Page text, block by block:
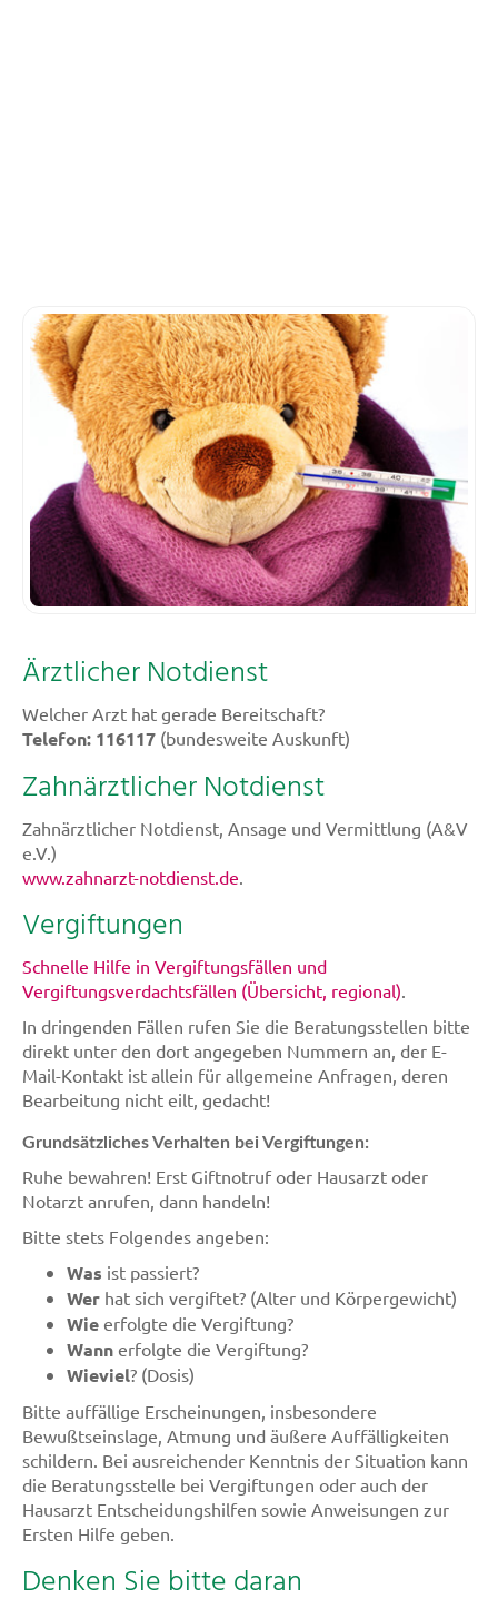
Ärztlicher Notdienst
Welcher Arzt hat gerade Bereitschaft?
Telefon: 116117 (bundesweite Auskunft)
Zahnärztlicher Notdienst
Zahnärztlicher Notdienst, Ansage und Vermittlung (A&V
e.V.)
www.zahnarzt-notdienst.de
Vergiftungen
Schnelle Hilfe in Vergiftungsfällen und
Vergiftungsverdachtsfällen (Übersicht, regional)
In dringenden Fällen rufen Sie die Beratungsstellen bitte
direkt unter den dort angegeben Nummern an, der E-
Mail-Kontakt ist allein für allgemeine Anfragen, deren
Bearbeitung nicht eilt, gedacht!
Grundsätzliches Verhalten bei Vergiftungen:
Ruhe bewahren! Erst Giftnotruf oder Hausarzt oder
Notarzt anrufen, dann handeln!
Bitte stets Folgendes angeben:
Was ist passiert?
Wer hat sich vergiftet? (Alter und Körpergewicht)
Wie erfolgte die Vergiftung?
Wann erfolgte die Vergiftung?
Wieviel? (Dosis)
Bitte auffällige Erscheinungen, insbesondere
Bewußtseinslage, Atmung und äußere Auffälligkeiten
schildern. Bei ausreichender Kenntnis der Situation kann
die Beratungsstelle bei Vergiftungen oder auch der
Hausarzt Entscheidungshilfen sowie Anweisungen zur
Ersten Hilfe geben.
Denken Sie bitte daran